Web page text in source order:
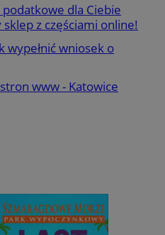
dla Ciebie
z częściami online!
wypełnić wniosek o
www - Katowice